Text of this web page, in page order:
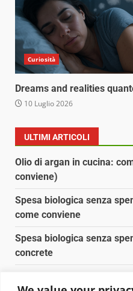
Curiosità
Dreams and realities
10 Luglio 2026
ULTIMI ARTICOLI
Olio di argan in cucina:
conviene)
Spesa biologica senza
come conviene
Spesa biologica senza
concrete